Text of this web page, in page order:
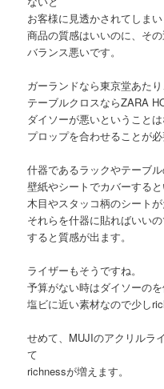
お客様に見透かされてしまい
商品の質感はいいのに、そ
バランス悪いです。
ガーランドなら東京堂あたり
テーブルクロスならZARA
ダイソーが悪いということ
プロップを合わせることが必
什器であるラックやテーブ
壁紙やシートでカバーすると
木目やスタッコ柄のシートが
それらを什器に貼ればいいの
すると質感が出ます。
ライザーもそうですね。
予算がない時はダイソーの
塩ビに近い素材なので少し
せめて、MUJIのアクリルラ
て
richnessが増えます。